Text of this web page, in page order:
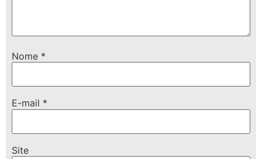
Nome *
E-mail *
Site